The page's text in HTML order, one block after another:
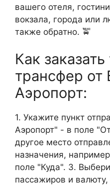
вашего отеля,
вокзала, города или
также обратно. 🚖
Как
трансфер от
Аэропорт:
1. Укажите пункт
Аэропорт" - в поле
другое место
назначения,
поле "Куда". 3.
пассажиров и